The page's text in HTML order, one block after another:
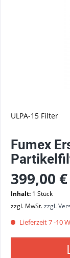
ULPA-15 Filter
Fumex
399,00
Inhalt: 1 Stück
zzgl. MwSt.zzgl.
Lieferzeit 7 -10